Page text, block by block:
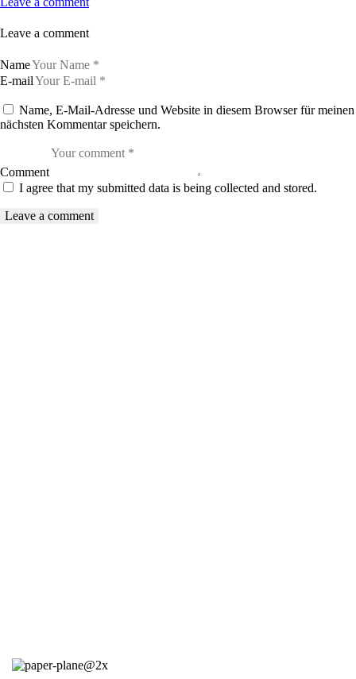
Leave a comment
Name
E-mail
Name, E-Mail-Adresse und Website in diesem Browser für meinen
nächsten Kommentar speichern.
Comment
I agree that my submitted data is being collected and stored.